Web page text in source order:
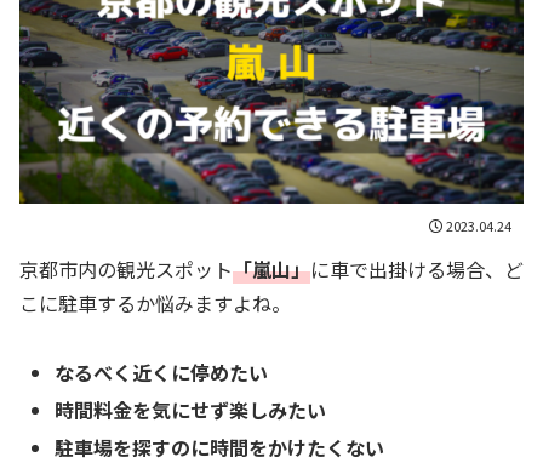
2023.04.24
京都市内の観光スポット「嵐山」に車で出掛ける場合、ど
こに駐車するか悩みますよね。
なるべく近くに停めたい
時間料金を気にせず楽しみたい
駐車場を探すのに時間をかけたくない